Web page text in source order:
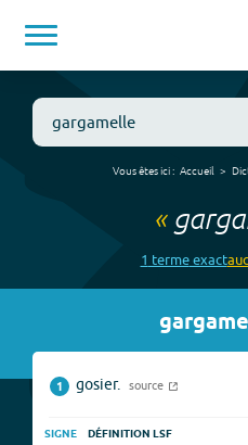
Vous êtes ici : Accueil
«
1 termeexact
1 gosier. source
SIGNE DÉFINITION LSF